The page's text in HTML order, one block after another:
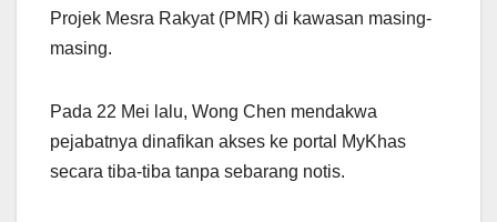
Projek Mesra Rakyat (PMR) di kawasan masing-
masing.
Pada 22 Mei lalu, Wong Chen mendakwa
pejabatnya dinafikan akses ke portal MyKhas
secara tiba-tiba tanpa sebarang notis.